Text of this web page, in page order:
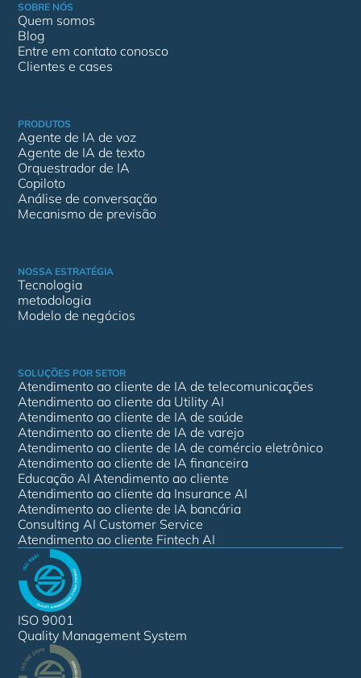
SOBRE NÓS
Quem somos
Blog
Entre em contato conosco
Clientes e cases
PRODUTOS
Agente de IA de voz
Agente de IA de texto
Orquestrador de IA
Copiloto
Análise de conversação
Mecanismo de previsão
NOSSA ESTRATÉGIA
Tecnologia
metodologia
Modelo de negócios
SOLUÇÕES POR SETOR
Atendimento ao cliente de IA de telecomunicações
Atendimento ao cliente da Utility AI
Atendimento ao cliente de IA de saúde
Atendimento ao cliente de IA de varejo
Atendimento ao cliente de IA de comércio eletrônico
Atendimento ao cliente de IA financeira
Educação AI Atendimento ao cliente
Atendimento ao cliente da Insurance AI
Atendimento ao cliente de IA bancária
Consulting AI Customer Service
Atendimento ao cliente Fintech AI
ISO 9001
Quality Management System